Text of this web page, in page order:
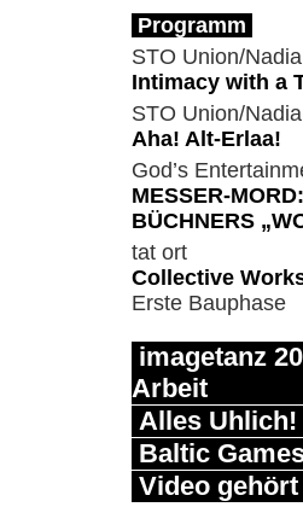
Programm
STO Union/
Intimacy with a
STO Union/
Aha! Alt-Erlaa!
God’s
MESSER-
BÜCHNERS
tat ort
Collective
Erste Bauphase
imagetanz
Arbeit
Alles Uhlich!
Baltic
Video